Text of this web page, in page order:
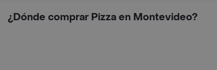
¿Dónde comprar Pizza en Montevideo?